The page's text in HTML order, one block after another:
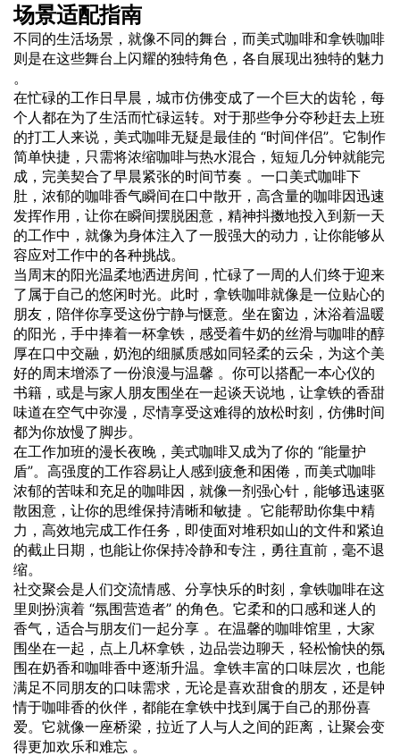
场景适配指南
不同的生活场景，就像不同的舞台，而美式咖啡和拿铁咖啡
则是在这些舞台上闪耀的独特角色，各自展现出独特的魅力
。
在忙碌的工作日早晨，城市仿佛变成了一个巨大的齿轮，每
个人都在为了生活而忙碌运转。对于那些争分夺秒赶去上班
的打工人来说，美式咖啡无疑是最佳的 “时间伴侣”。它制作
简单快捷，只需将浓缩咖啡与热水混合，短短几分钟就能完
成，完美契合了早晨紧张的时间节奏 。一口美式咖啡下
肚，浓郁的咖啡香气瞬间在口中散开，高含量的咖啡因迅速
发挥作用，让你在瞬间摆脱困意，精神抖擞地投入到新一天
的工作中，就像为身体注入了一股强大的动力，让你能够从
容应对工作中的各种挑战。
当周末的阳光温柔地洒进房间，忙碌了一周的人们终于迎来
了属于自己的悠闲时光。此时，拿铁咖啡就像是一位贴心的
朋友，陪伴你享受这份宁静与惬意。坐在窗边，沐浴着温暖
的阳光，手中捧着一杯拿铁，感受着牛奶的丝滑与咖啡的醇
厚在口中交融，奶泡的细腻质感如同轻柔的云朵，为这个美
好的周末增添了一份浪漫与温馨 。你可以搭配一本心仪的
书籍，或是与家人朋友围坐在一起谈天说地，让拿铁的香甜
味道在空气中弥漫，尽情享受这难得的放松时刻，仿佛时间
都为你放慢了脚步。
在工作加班的漫长夜晚，美式咖啡又成为了你的 “能量护
盾”。高强度的工作容易让人感到疲惫和困倦，而美式咖啡
浓郁的苦味和充足的咖啡因，就像一剂强心针，能够迅速驱
散困意，让你的思维保持清晰和敏捷 。它能帮助你集中精
力，高效地完成工作任务，即使面对堆积如山的文件和紧迫
的截止日期，也能让你保持冷静和专注，勇往直前，毫不退
缩。
社交聚会是人们交流情感、分享快乐的时刻，拿铁咖啡在这
里则扮演着 “氛围营造者” 的角色。它柔和的口感和迷人的
香气，适合与朋友们一起分享 。在温馨的咖啡馆里，大家
围坐在一起，点上几杯拿铁，边品尝边聊天，轻松愉快的氛
围在奶香和咖啡香中逐渐升温。拿铁丰富的口味层次，也能
满足不同朋友的口味需求，无论是喜欢甜食的朋友，还是钟
情于咖啡香的伙伴，都能在拿铁中找到属于自己的那份喜
爱。它就像一座桥梁，拉近了人与人之间的距离，让聚会变
得更加欢乐和难忘 。